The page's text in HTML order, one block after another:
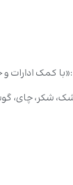
کمک ادارات
شکر،